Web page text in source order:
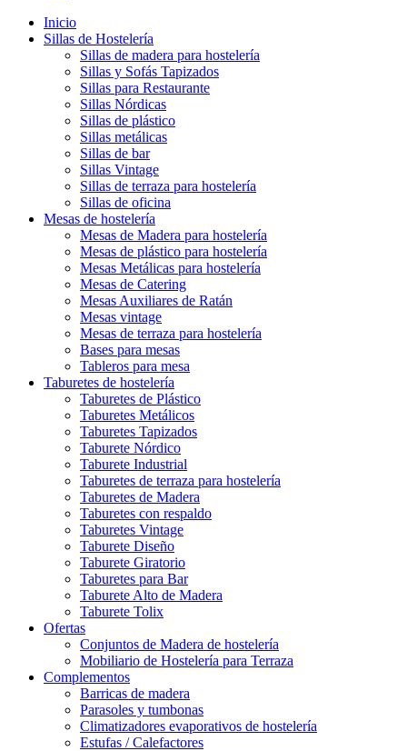
Inicio
Sillas de Hostelería
Sillas de madera para hostelería
Sillas y Sofás Tapizados
Sillas para Restaurante
Sillas Nórdicas
Sillas de plástico
Sillas metálicas
Sillas de bar
Sillas Vintage
Sillas de terraza para hostelería
Sillas de oficina
Mesas de hostelería
Mesas de Madera para hostelería
Mesas de plástico para hostelería
Mesas Metálicas para hostelería
Mesas de Catering
Mesas Auxiliares de Ratán
Mesas vintage
Mesas de terraza para hostelería
Bases para mesas
Tableros para mesa
Taburetes de hostelería
Taburetes de Plástico
Taburetes Metálicos
Taburetes Tapizados
Taburete Nórdico
Taburete Industrial
Taburetes de terraza para hostelería
Taburetes de Madera
Taburetes con respaldo
Taburetes Vintage
Taburete Diseño
Taburete Giratorio
Taburetes para Bar
Taburete Alto de Madera
Taburete Tolix
Ofertas
Conjuntos de Madera de hostelería
Mobiliario de Hostelería para Terraza
Complementos
Barricas de madera
Parasoles y tumbonas
Climatizadores evaporativos de hostelería
Estufas / Calefactores